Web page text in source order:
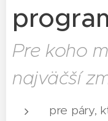
Pre koho
najväčší
pre páry,